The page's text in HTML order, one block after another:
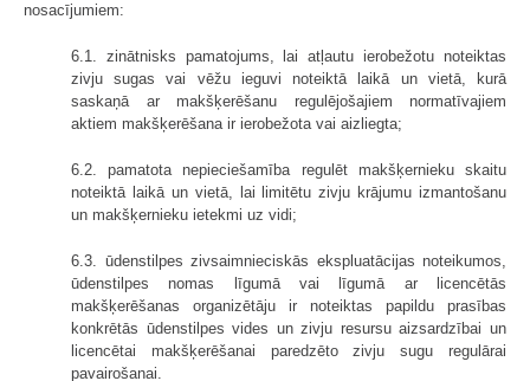
nosacījumiem:
6.1. zinātnisks pamatojums, lai atļautu ierobežotu noteiktas
zivju sugas vai vēžu ieguvi noteiktā laikā un vietā, kurā
saskaņā ar makšķerēšanu regulējošajiem normatīvajiem
aktiem makšķerēšana ir ierobežota vai aizliegta;
6.2. pamatota nepieciešamība regulēt makšķernieku skaitu
noteiktā laikā un vietā, lai limitētu zivju krājumu izmantošanu
un makšķernieku ietekmi uz vidi;
6.3. ūdenstilpes zivsaimnieciskās ekspluatācijas noteikumos,
ūdenstilpes nomas līgumā vai līgumā ar licencētās
makšķerēšanas organizētāju ir noteiktas papildu prasības
konkrētās ūdenstilpes vides un zivju resursu aizsardzībai un
licencētai makšķerēšanai paredzēto zivju sugu regulārai
pavairošanai.